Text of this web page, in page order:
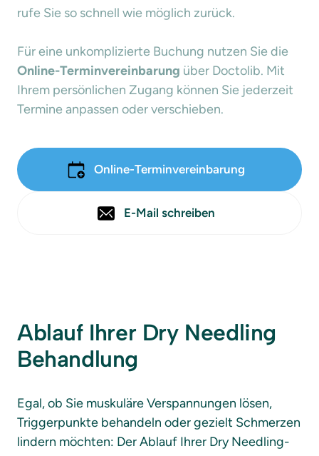
rufe Sie so schnell wie möglich zurück.
Online-Terminvereinbarung über Doctolib. Mit
Ihrem persönlichen Zugang können Sie jederzeit
Termine anpassen oder verschieben.
Online-Terminvereinbarung
E-Mail schreiben
Ablauf Ihrer Dry Needling
Behandlung
Egal, ob Sie muskuläre Verspannungen lösen,
Triggerpunkte behandeln oder gezielt Schmerzen
lindern möchten: Der Ablauf Ihrer Dry Needling-